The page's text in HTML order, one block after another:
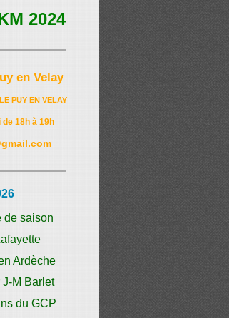
2024
en Velay
PUY EN VELAY
18h à 19h
de saison
Ardèche
M Barlet
du GCP